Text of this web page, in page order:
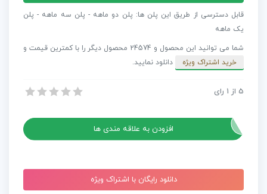
کلام
غرور
Inspiring
قابل دسترسی از طریق این پلن ها: پلن دو ماهه - پلن سه ماهه - پلن
یک ماهه
شما می توانید این محصول و 24574 محصول دیگر را با کمترین قیمت و
خرید اشتراک ویژه
دانلود نمایید.
آهنگ بی کلام غرور آفرین Epic Inspiring
5 از 1 رای
افزودن به علاقه مندی ها
دانلود رایگان با اشتراک ویژه